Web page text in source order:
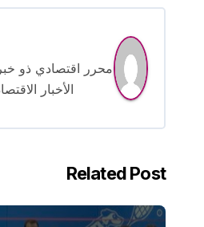
الأخبار
Related Post